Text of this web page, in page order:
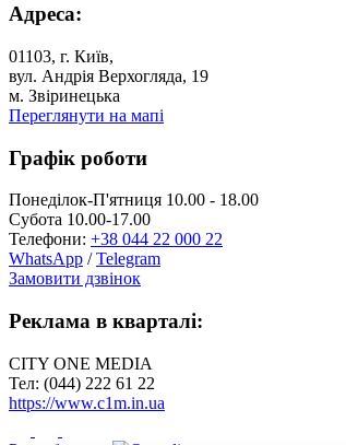
Адреса:
01103, г. Київ,
вул. Андрія Верхогляда, 19
м. Звіринецька
Переглянути на мапі
Графік роботи
Понеділок-П'ятниця 10.00 - 18.00
Субота 10.00-17.00
Телефони: +38 044 22 000 22
WhatsApp /Telegram
Замовити дзвінок
Реклама в кварталі:
CITY ONE MEDIA
Тел: (044) 222 61 22
https://www.c1m.in.ua